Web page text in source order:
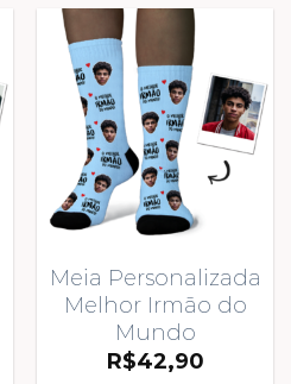
Meia Personalizada
Melhor Irmão do
Mundo
R$42,90